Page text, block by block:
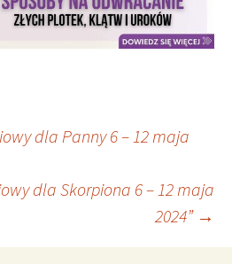
dla Panny 6 – 12 maja
dla Skorpiona 6 – 12 maja
2024” →